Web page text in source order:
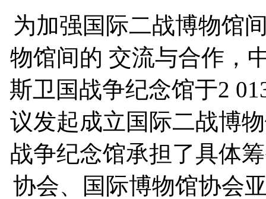
为加强国际二战博物馆
物馆间的 交流与合作，
斯卫国战争纪念馆于2
议发起成立国际二战博
战争纪念馆承担了具体
协会、国际博物馆协会